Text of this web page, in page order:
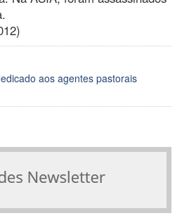
aos agentes pastorais